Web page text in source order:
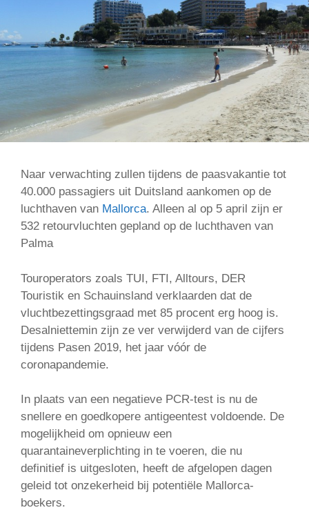
Naar verwachting zullen tijdens de paasvakantie tot
40.000 passagiers uit Duitsland aankomen op de
luchthaven van Mallorca. Alleen al op 5 april zijn er
532 retourvluchten gepland op de luchthaven van
Palma
Touroperators zoals TUI, FTI, Alltours, DER
Touristik en Schauinsland verklaarden dat de
vluchtbezettingsgraad met 85 procent erg hoog is.
Desalniettemin zijn ze ver verwijderd van de cijfers
tijdens Pasen 2019, het jaar vóór de
coronapandemie.
In plaats van een negatieve PCR-test is nu de
snellere en goedkopere antigeentest voldoende. De
mogelijkheid om opnieuw een
quarantaineverplichting in te voeren, die nu
definitief is uitgesloten, heeft de afgelopen dagen
geleid tot onzekerheid bij potentiële Mallorca-
boekers.